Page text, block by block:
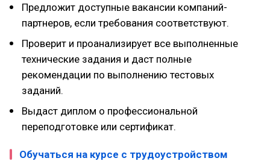
Предложит доступные вакансии компаний-
партнеров, если требования соответствуют.
Проверит и проанализирует все выполненные
технические задания и даст полные
рекомендации по выполнению тестовых
заданий.
Выдаст диплом о профессиональной
переподготовке или сертификат.
Обучаться на курсе с трудоустройством